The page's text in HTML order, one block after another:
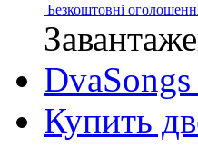
Безкоштовні
Купить